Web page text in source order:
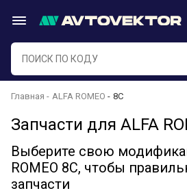
Главная ALFA ROMEO 8C
Запчасти для ALFA
Выберите свою
ROMEO 8C, чтобы
запчасти